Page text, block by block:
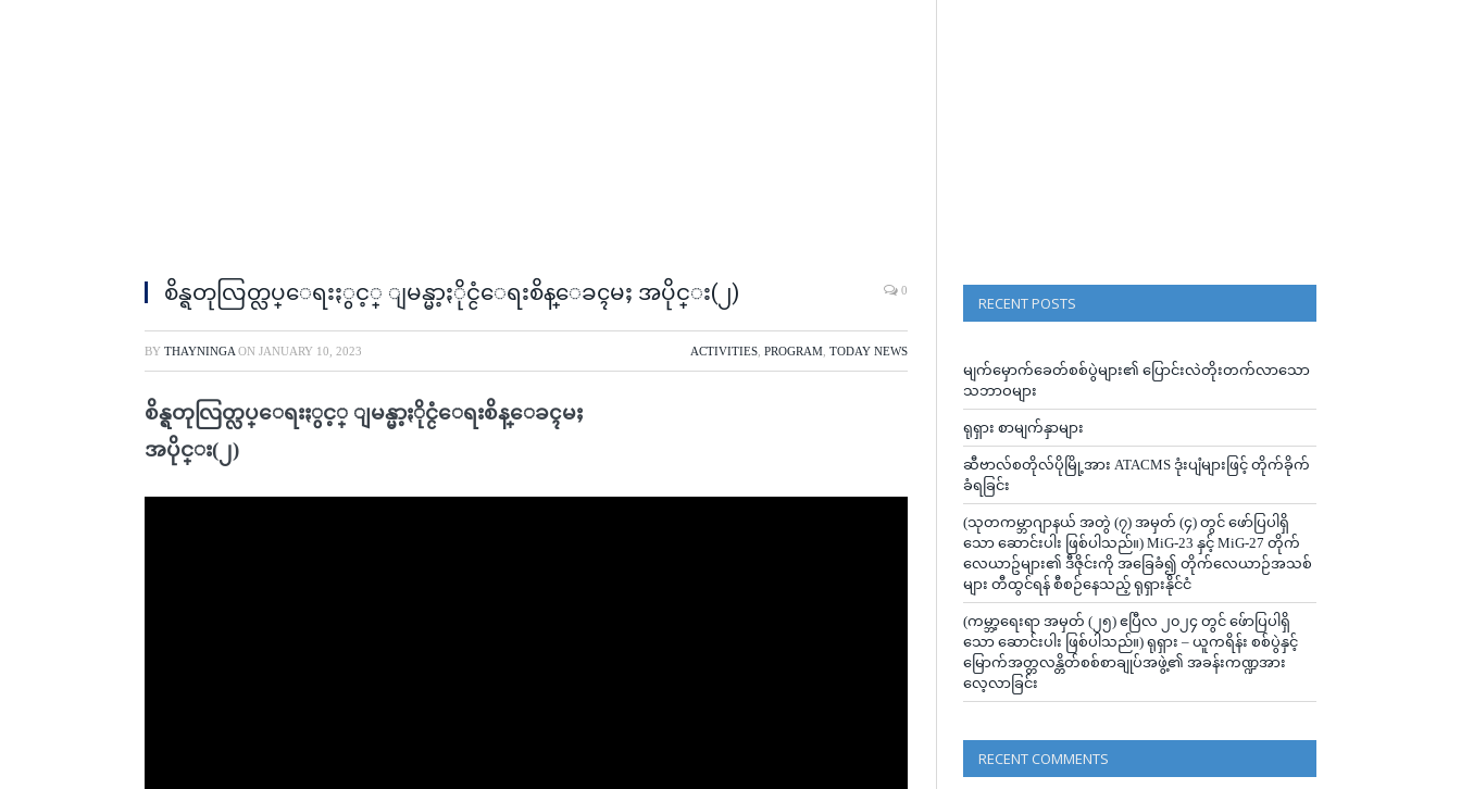
စိန္ရတုလြတ္လပ္ေရးႏွင့္ ျမန္မာ့ႏိုင္ငံေရးစိန္ေခၚမႈ အပိုင္း(၂) 0
BY THAYNINGA ON JANUARY 10, 2023 ACTIVITIES PROGRAM TODAY NEWS
စိန္ရတုလြတ္လပ္ေရးႏွင့္ ျမန္မာ့ႏိုင္ငံေရးစိန္ေခၚမႈ
အပိုင္း(၂)
RECENT POSTS
မျက်မှောက်ခေတ်စစ်ပွဲများ၏ ပြောင်းလဲတိုးတက်လာသော
သဘာဝများ
ရုရှား စာမျက်နှာများ
ဆီဗာလ်စတိုလ်ပိုမြို့အား ATACMS ဒုံးပျံများဖြင့် တိုက်ခိုက်
ခံရခြင်း
(သုတကမ္ဘာဂျာနယ် အတွဲ (၇) အမှတ် (၄) တွင် ဖော်ပြပါရှိ
သော ဆောင်းပါး ဖြစ်ပါသည်။) MiG-23 နှင့် MiG-27 တိုက်
လေယာဥ်များ၏ ဒီဇိုင်းကို အခြေခံ၍ တိုက်လေယာဉ်အသစ်
များ တီထွင်ရန် စီစဉ်နေသည့် ရုရှားနိုင်ငံ
(ကမ္ဘာ့ရေးရာ အမှတ် (၂၅) ဧပြီလ ၂၀၂၄ တွင် ဖ်ောပြပါရှိ
သော ဆောင်းပါး ဖြစ်ပါသည်။) ရုရှား – ယူကရိန်း စစ်ပွဲနှင့်
မြောက်အတ္တလန္တိတ်စစ်စာချုပ်အဖွဲ့၏ အခန်းကဏ္ဍအား
လေ့လာခြင်း
RECENT COMMENTS